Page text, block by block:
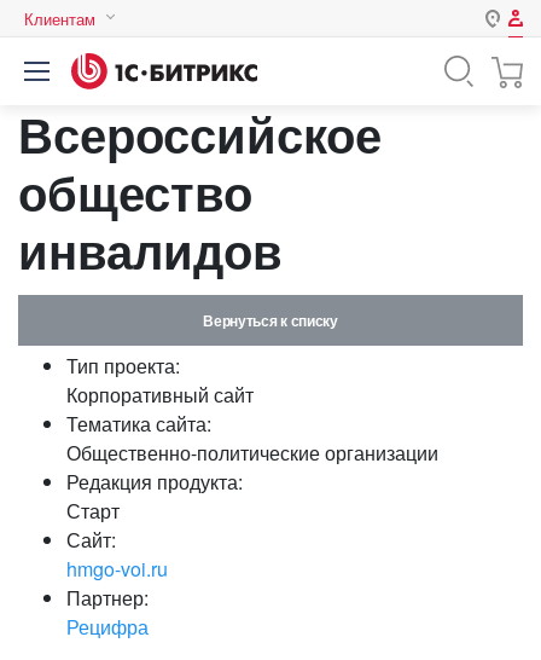
Клиентам
Авторизация
Нет аккаунта?
Логин
Пароль
Запомнить меня на этом
Забыли свой пароль?
Всероссийское
общество
инвалидов
Вернуться к списку
Тип проекта:
Корпоративный сайт
Тематика сайта:
Общественно-политические организации
Редакция продукта:
Старт
Сайт:
hmgo-voi.ru
Партнер:
Рецифра